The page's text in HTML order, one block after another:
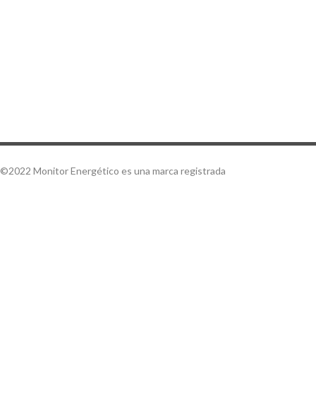
©2022 Monitor Energético es una marca registrada